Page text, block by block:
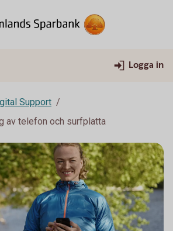
Logga in
Support
av telefon och surfplatta